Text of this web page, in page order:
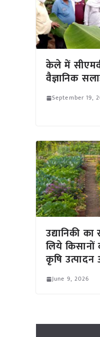
केले में
वैज्ञानिक
September 19,
उद्यानिकी
लिये किसानों
कृषि
June 9, 2026